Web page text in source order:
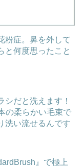
粉症。鼻を外して
と何度思ったこと
シだと洗えます！
の柔らかい毛束で
洗い流せるんです
』で極上